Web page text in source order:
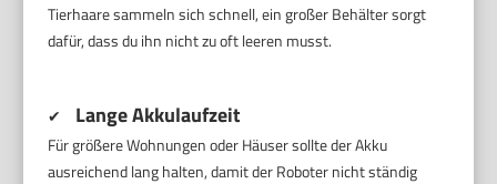
Tierhaare sammeln sich schnell, ein großer Behälter sorgt
dafür, dass du ihn nicht zu oft leeren musst.
✔ Lange Akkulaufzeit
Für größere Wohnungen oder Häuser sollte der Akku
ausreichend lang halten, damit der Roboter nicht ständig